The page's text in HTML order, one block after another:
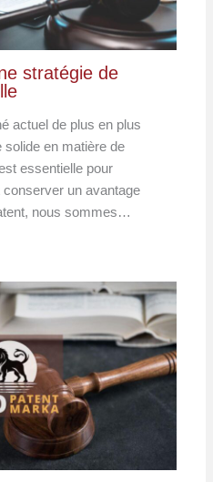
stratégie de
actuel de plus en plus
solide en matière de
essentielle pour
conserver un avantage
nous sommes…